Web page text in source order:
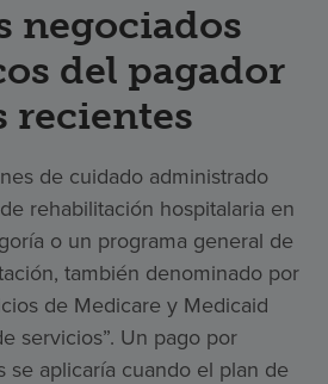
negociados
del pagador
recientes
de cuidado administrado
rehabilitación hospitalaria en
o un programa general de
también denominado por
de Medicare y Medicaid
servicios”. Un pago por
se aplicaría cuando el plan de